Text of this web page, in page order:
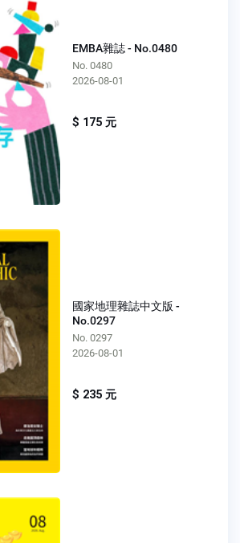
EMBA雜誌 - No.0480
No. 0480
2026-08-01
$ 175 元
國家地理雜誌中文版 -
No.0297
No. 0297
2026-08-01
$ 235 元